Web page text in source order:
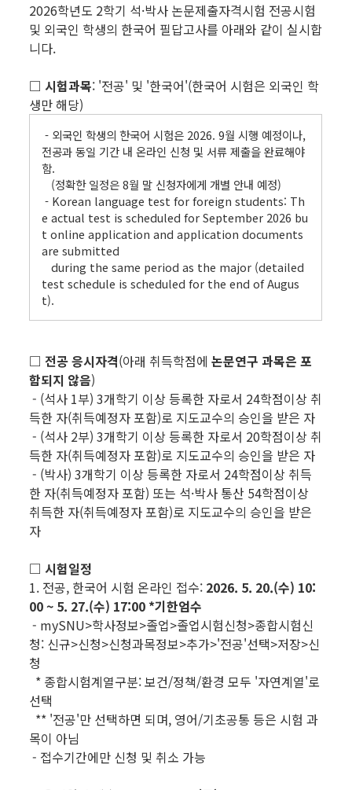
2026학년도 2학기 석·박사 논문제출자격시험 전공시험
및 외국인 학생의 한국어 필답고사를 아래와 같이 실시합
니다.
□ 시험과목: '전공' 및 '한국어'(한국어 시험은 외국인 학
생만 해당)
- 외국인 학생의 한국어 시험은 2026. 9월 시행 예정이나,
전공과 동일 기간 내 온라인 신청 및 서류 제출을 완료해야
함.
(정확한 일정은 8월 말 신청자에게 개별 안내 예정)
- Korean language test for foreign students: Th
e actual test is scheduled for September 2026 bu
t online application and application documents
are submitted
during the same period as the major (detailed
test schedule is scheduled for the end of Augus
t).
□ 전공 응시자격(아래 취득학점에논문연구 과목은 포
함되지 않음)
- (석사 1부) 3개학기 이상 등록한 자로서 24학점이상 취
득한 자(취득예정자 포함)로 지도교수의 승인을 받은 자
- (석사 2부) 3개학기 이상 등록한 자로서 20학점이상 취
득한 자(취득예정자 포함)로 지도교수의 승인을 받은 자
- (박사) 3개학기 이상 등록한 자로서 24학점이상 취득
한 자(취득예정자 포함) 또는 석·박사 통산 54학점이상
취득한 자(취득예정자 포함)로 지도교수의 승인을 받은
자
□ 시험일정
1. 전공, 한국어 시험 온라인 접수: 2026. 5. 20.(수) 10:
00 ~ 5. 27.(수) 17:00 *기한엄수
- mySNU>학사정보>졸업>졸업시험신청>종합시험신
청: 신규>신청>신청과목정보>추가>'전공'선택>저장>신
청
* 종합시험계열구분: 보건/정책/환경 모두 '자연계열'로
선택
** '전공'만 선택하면 되며, 영어/기초공통 등은 시험 과
목이 아님
- 접수기간에만 신청 및 취소 가능